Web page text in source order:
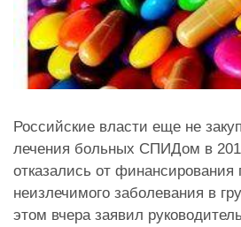
Российские власти еще не
лечения больных СПИДом в
отказались от финансирования
неизлечимого заболевания в
этом вчера заявил